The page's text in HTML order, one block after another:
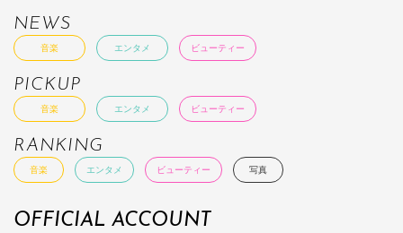
NEWS
音楽 エンタメ ビューティー
PICKUP
音楽 エンタメ ビューティー
RANKING
音楽 エンタメ ビューティー 写真
OFFICIAL ACCOUNT